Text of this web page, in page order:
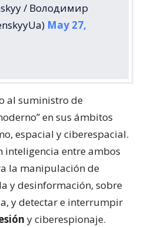
/ Володимир
May 27,
al suministro de
en sus ámbitos
espacial y ciberespacial.
inteligencia entre ambos
la manipulación de
y desinformación, sobre
y detectar e interrumpir
y ciberespionaje.